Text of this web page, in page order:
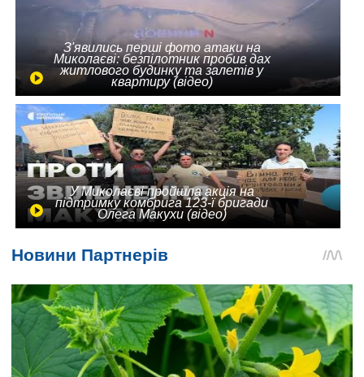
З'явились перші фото атаки на
Миколаєві: безпілотник пробив дах
житлового будинку та залетів у
квартиру (відео)
У Миколаєві пройшла акція на
підтримку комбрига 123-ї бригади
Олега Макухи (відео)